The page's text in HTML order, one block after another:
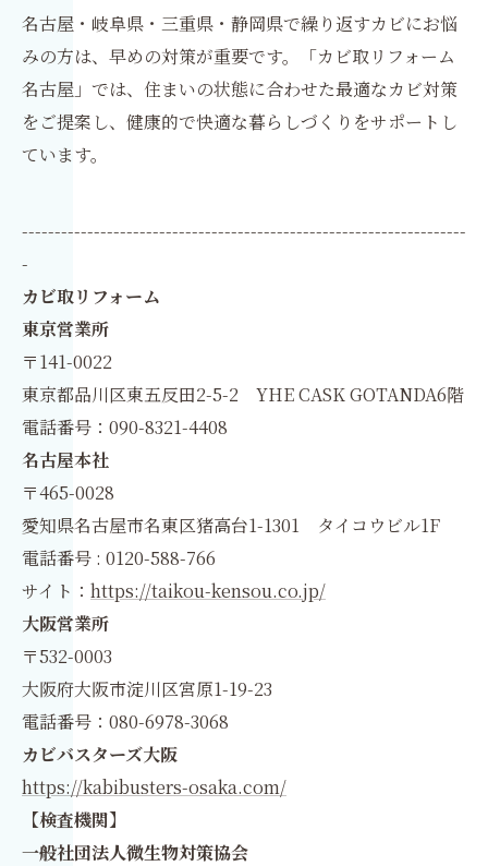
名古屋・岐阜県・三重県・静岡県で繰り返すカビにお悩
みの方は、早めの対策が重要です。「カビ取リフォーム
名古屋」では、住まいの状態に合わせた最適なカビ対策
をご提案し、健康的で快適な暮らしづくりをサポートし
ています。
--------------------------------------------------------------------
-
カビ取リフォーム
東京営業所
〒141-0022
東京都品川区東五反田2-5-2 YHE CASK GOTANDA6階
電話番号：090-8321-4408
名古屋本社
〒465-0028
愛知県名古屋市名東区猪高台1-1301 タイコウビル1F
電話番号 : 0120-588-766
サイト： https://taikou-kensou.co.jp/
大阪営業所
〒532-0003
大阪府大阪市淀川区宮原1-19-23
電話番号：080-6978-3068
カビバスターズ大阪
https://kabibusters-osaka.com/
【検査機関】
一般社団法人微生物対策協会